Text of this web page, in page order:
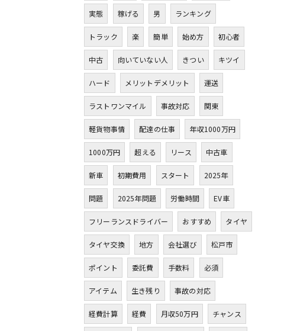
実態 稼げる 男 ランキング
トラック 楽 簡単 始め方 初心者
中古 向いていない人 きつい キツイ
ハード メリットデメリット 運送
ラストワンマイル 事故対応 関東
軽貨物事情 配達の仕事 年収1000万円
1000万円 超える リース 中古車
新車 初期費用 スタート 2025年
問題 2025年問題 労働時間 EV車
フリーランスドライバー おすすめ タイヤ
タイヤ交換 地方 会社選び 松戸市
ポイント 委託費 手数料 必須
アイテム 生き残り 事故の対応
経費計算 経費 月収50万円 チャンス